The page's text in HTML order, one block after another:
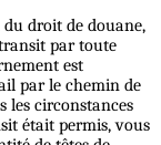
droit de douane,
par toute
est
par le chemin de
les circonstances
était permis, vous